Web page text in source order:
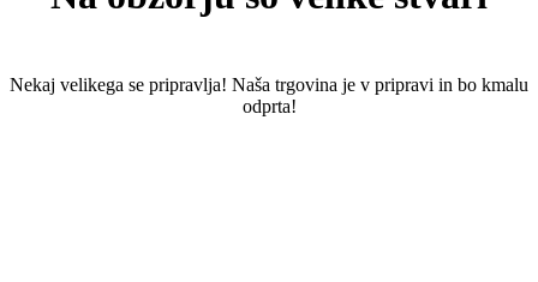
Nekaj ​​velikega se pripravlja! Naša trgovina je v pripravi in ​​bo kmalu
odprta!